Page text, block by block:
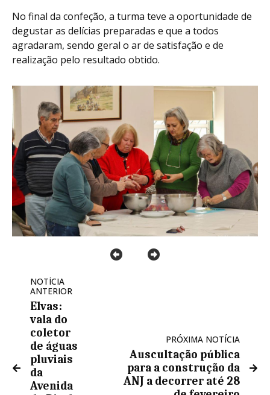
No final da confeção, a turma teve a oportunidade de
degustar as delícias preparadas e que a todos
agradaram, sendo geral o ar de satisfação e de
realização pelo resultado obtido.
NOTÍCIA
ANTERIOR
Elvas:
vala do
coletor
de águas
pluviais
da
Avenida
PRÓXIMA NOTÍCIA
Auscultação pública
para a construção da
ANJ a decorrer até 28